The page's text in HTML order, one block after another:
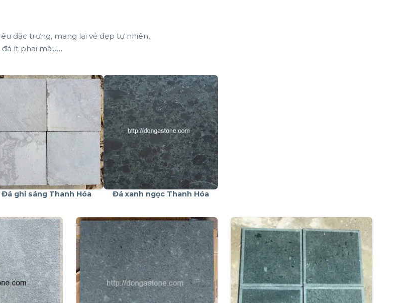
đặc trưng, mang lại vẻ đẹp tự nhiên,
đá ít phai màu…
Đá ghi sáng Thanh Hóa Đá xanh ngọc Thanh Hóa